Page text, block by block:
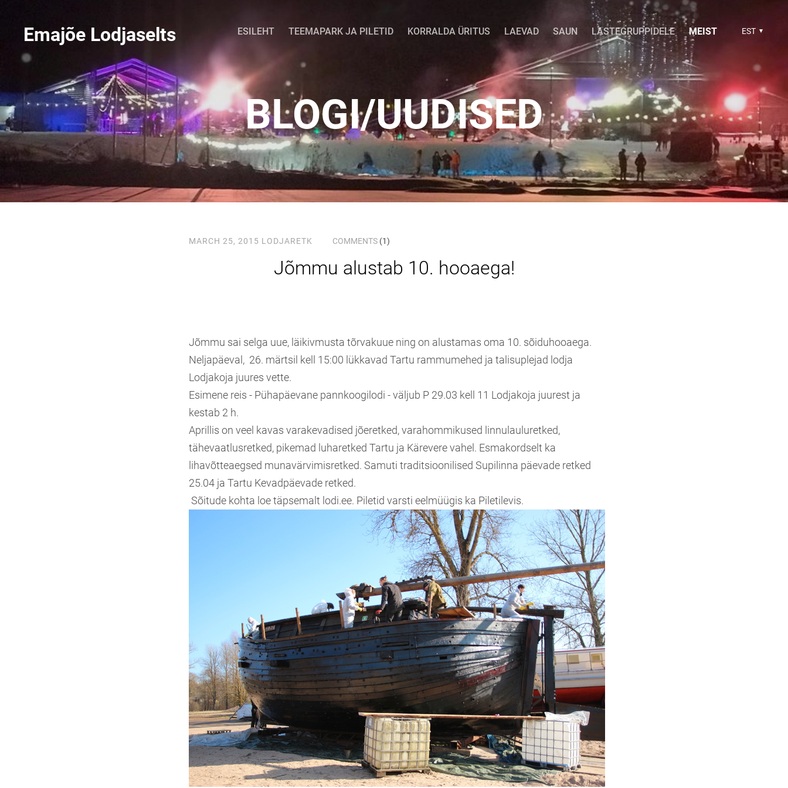
Emajõe Lodjaselts ESILEHT TEEMAPARK JA PILETID KORRALDA ÜRITUS LAEVAD SAUN LASTEGRUPPIDELE MEIST EST
BLOGI/UUDISED
MARCH 25, 2015 LODJARETK COMMENTS (1)
Jõmmu alustab 10. hooaega!
Jõmmu sai selga uue, läikivmusta tõrvakuue ning on alustamas oma 10. sõiduhooaega.
Neljapäeval, 26. märtsil kell 15:00 lükkavad Tartu rammumehed ja talisuplejad lodja
Lodjakoja juures vette.
Esimene reis - Pühapäevane pannkoogilodi - väljub P 29.03 kell 11 Lodjakoja juurest ja
kestab 2 h.
Aprillis on veel kavas varakevadised jõeretked, varahommikused linnulauluretked,
tähevaatlusretked, pikemad luharetked Tartu ja Kärevere vahel. Esmakordselt ka
lihavõtteaegsed munavärvimisretked. Samuti traditsioonilised Supilinna päevade retked
25.04 ja Tartu Kevadpäevade retked.
Sõitude kohta loe täpsemalt lodi.ee. Piletid varsti eelmüügis ka Piletilevis.